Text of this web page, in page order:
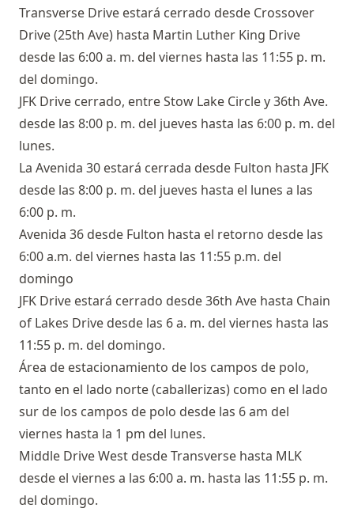
Transverse Drive estará cerrado desde Crossover
Drive (25th Ave) hasta Martin Luther King Drive
desde las 6:00 a. m. del viernes hasta las 11:55 p. m.
del domingo.
JFK Drive cerrado, entre Stow Lake Circle y 36th Ave.
desde las 8:00 p. m. del jueves hasta las 6:00 p. m. del
lunes.
La Avenida 30 estará cerrada desde Fulton hasta JFK
desde las 8:00 p. m. del jueves hasta el lunes a las
6:00 p. m.
Avenida 36 desde Fulton hasta el retorno desde las
6:00 a.m. del viernes hasta las 11:55 p.m. del
domingo
JFK Drive estará cerrado desde 36th Ave hasta Chain
of Lakes Drive desde las 6 a. m. del viernes hasta las
11:55 p. m. del domingo.
Área de estacionamiento de los campos de polo,
tanto en el lado norte (caballerizas) como en el lado
sur de los campos de polo desde las 6 am del
viernes hasta la 1 pm del lunes.
Middle Drive West desde Transverse hasta MLK
desde el viernes a las 6:00 a. m. hasta las 11:55 p. m.
del domingo.